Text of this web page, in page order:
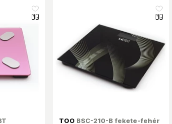
like_16 like_16
TOO BSC-210-B fekete-fehér